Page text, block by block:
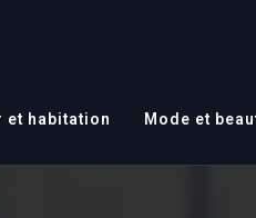
habitation Mode et